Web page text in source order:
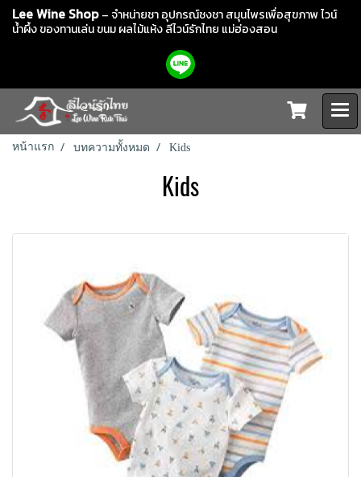
Lee Wine Shop– จำหน่ายชา อุปกรณ์ชงชา สมุนไพรเพื่อสุขภาพ ไวน์
น้ำผึ้ง ของทานเล่น ขนม ผลไม้แห้งลีไวน์รักไทย แม่ฮ่องสอน
หน้าแรก บทความทั้งหมด Kids
Kids